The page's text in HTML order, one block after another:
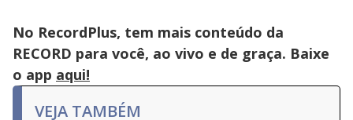
No RecordPlus, tem mais conteúdo da
RECORD para você, ao vivo e de graça. Baixe
o app aqui!
VEJA TAMBÉM